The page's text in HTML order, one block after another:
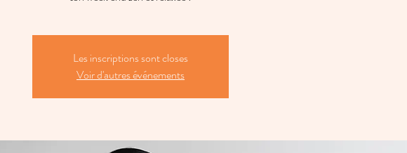
Les inscriptions sont closes
Voir d'autres événements